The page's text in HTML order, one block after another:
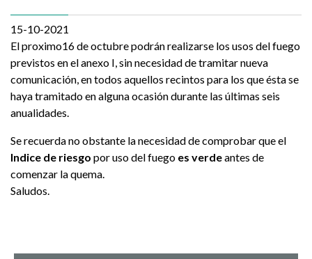
15-10-2021
El proximo16 de octubre podrán realizarse los usos del fuego
previstos en el anexo I, sin necesidad de tramitar nueva
comunicación, en todos aquellos recintos para los que ésta se
haya tramitado en alguna ocasión durante las últimas seis
anualidades.
Se recuerda no obstante la necesidad de comprobar que el
Indice de riesgo por uso del fuego es verdeantes de
comenzar la quema.
Saludos.